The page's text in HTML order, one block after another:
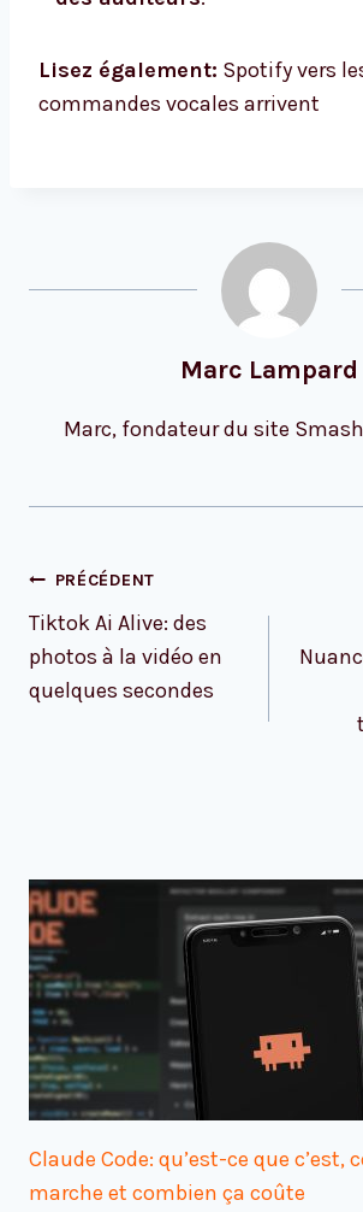
Lisez également: Spotify vers
commandes vocales arrivent
Marc Lampard
Marc, fondateur du site
Navigation
l’article
PRÉCÉDENT
Tiktok Ai Alive: des
photos à la vidéo en
quelques secondes
Claude Code: qu’est-ce que c’est,
marche et combien ça coûte